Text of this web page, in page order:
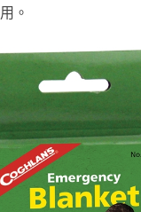
。